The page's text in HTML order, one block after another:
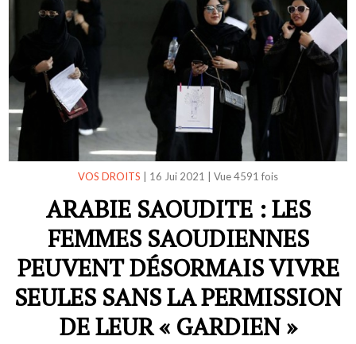
VOS DROITS 16 Jui 2021 Vue 4591 fois
ARABIE SAOUDITE : LES
FEMMES SAOUDIENNES
PEUVENT DÉSORMAIS VIVRE
SEULES SANS LA PERMISSION
DE LEUR « GARDIEN »